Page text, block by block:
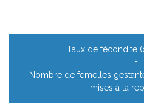
Taux de fécondité
=
Nombre de femelles
mises à la